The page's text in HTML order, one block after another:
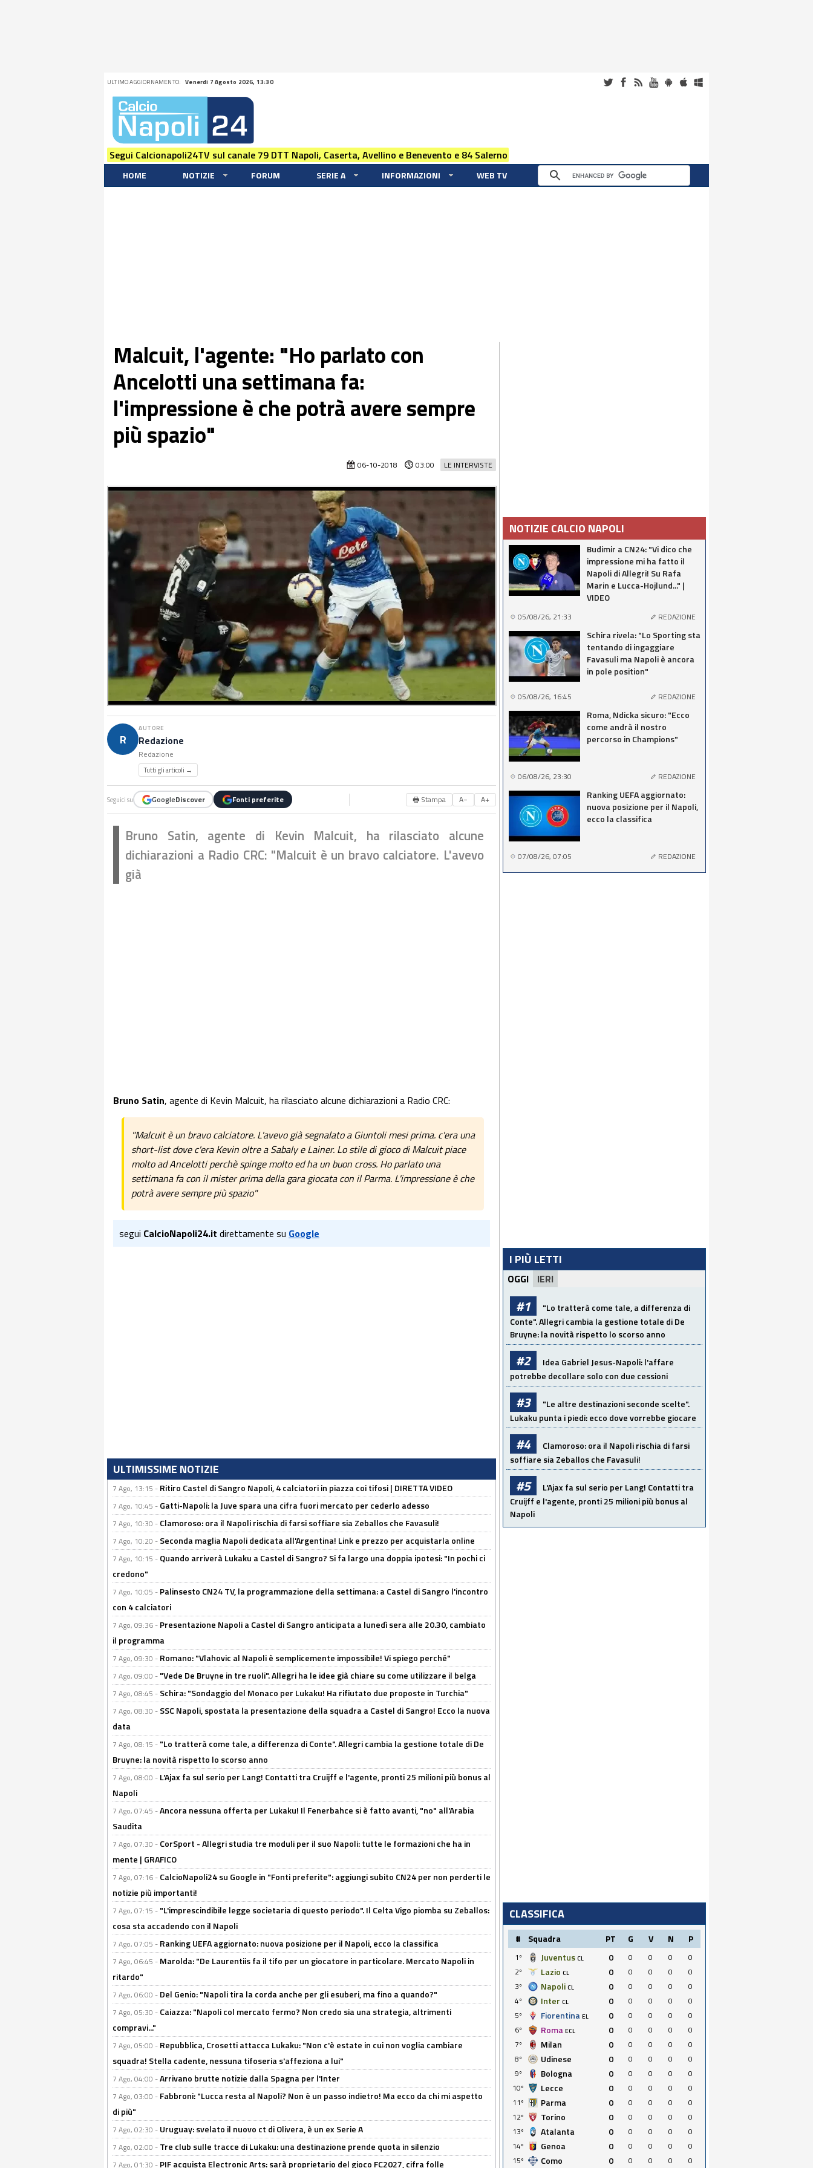
ULTIMO AGGIORNAMENTO: Venerdi 7 Agosto 2026, 13:30
Segui Calcionapoli24TV sul canale 79 DTT Napoli, Caserta, Avellino e Benevento e 84 Salerno
HOME NOTIZIE FORUM SERIE A INFORMAZIONI WEB TV
Malcuit, l'agente: "Ho parlato con
Ancelotti una settimana fa:
l'impressione è che potrà avere sempre
più spazio"
LE INTERVISTE
06-10-2018 03:00
R
AUTORE
Redazione
Redazione
Tutti gli articoli →
Seguici su GoogleDiscover Fonti preferite 🖶 Stampa A− A+
Bruno Satin, agente di Kevin Malcuit, ha rilasciato alcune
dichiarazioni a Radio CRC: "Malcuit è un bravo calciatore. L'avevo
già
Bruno Satin, agente di Kevin Malcuit, ha rilasciato alcune dichiarazioni a Radio CRC:
"Malcuit è un bravo calciatore. L'avevo già segnalato a Giuntoli mesi prima. c'era una
short-list dove c'era Kevin oltre a Sabaly e Lainer. Lo stile di gioco di Malcuit piace
molto ad Ancelotti perchè spinge molto ed ha un buon cross. Ho parlato una
settimana fa con il mister prima della gara giocata con il Parma. L'impressione è che
potrà avere sempre più spazio"
segui CalcioNapoli24.it direttamente su Google
ULTIMISSIME NOTIZIE
7 Ago, 13:15 - Ritiro Castel di Sangro Napoli, 4 calciatori in piazza coi tifosi | DIRETTA VIDEO
7 Ago, 10:45 - Gatti-Napoli: la Juve spara una cifra fuori mercato per cederlo adesso
7 Ago, 10:30 - Clamoroso: ora il Napoli rischia di farsi soffiare sia Zeballos che Favasuli!
7 Ago, 10:20 - Seconda maglia Napoli dedicata all'Argentina! Link e prezzo per acquistarla online
7 Ago, 10:15 - Quando arriverà Lukaku a Castel di Sangro? Si fa largo una doppia ipotesi: "In pochi ci
credono"
7 Ago, 10:05 - Palinsesto CN24 TV, la programmazione della settimana: a Castel di Sangro l'incontro
con 4 calciatori
7 Ago, 09:36 - Presentazione Napoli a Castel di Sangro anticipata a lunedì sera alle 20.30, cambiato
il programma
7 Ago, 09:30 - Romano: "Vlahovic al Napoli è semplicemente impossibile! Vi spiego perché"
7 Ago, 09:00 - "Vede De Bruyne in tre ruoli". Allegri ha le idee già chiare su come utilizzare il belga
7 Ago, 08:45 - Schira: "Sondaggio del Monaco per Lukaku! Ha rifiutato due proposte in Turchia"
7 Ago, 08:30 - SSC Napoli, spostata la presentazione della squadra a Castel di Sangro! Ecco la nuova
data
7 Ago, 08:15 - "Lo tratterà come tale, a differenza di Conte". Allegri cambia la gestione totale di De
Bruyne: la novità rispetto lo scorso anno
7 Ago, 08:00 - L'Ajax fa sul serio per Lang! Contatti tra Cruijff e l'agente, pronti 25 milioni più bonus al
Napoli
7 Ago, 07:45 -Ancora nessuna offerta per Lukaku! Il Fenerbahce si è fatto avanti, "no" all'Arabia
Saudita
7 Ago, 07:30 - CorSport - Allegri studia tre moduli per il suo Napoli: tutte le formazioni che ha in
mente | GRAFICO
7 Ago, 07:16 - CalcioNapoli24 su Google in "Fonti preferite": aggiungi subito CN24 per non perderti le
notizie più importanti!
7 Ago, 07:15 - "L'imprescindibile legge societaria di questo periodo". Il Celta Vigo piomba su Zeballos:
cosa sta accadendo con il Napoli
7 Ago, 07:05 - Ranking UEFA aggiornato: nuova posizione per il Napoli, ecco la classifica
7 Ago, 06:45 - Marolda: "De Laurentiis fa il tifo per un giocatore in particolare. Mercato Napoli in
ritardo"
7 Ago, 06:00 - Del Genio: "Napoli tira la corda anche per gli esuberi, ma fino a quando?"
7 Ago, 05:30 - Caiazza: "Napoli col mercato fermo? Non credo sia una strategia, altrimenti
compravi..."
7 Ago, 05:00 - Repubblica, Crosetti attacca Lukaku: "Non c'è estate in cui non voglia cambiare
squadra! Stella cadente, nessuna tifoseria s'affeziona a lui"
7 Ago, 04:00 -Arrivano brutte notizie dalla Spagna per l'Inter
7 Ago, 03:00 - Fabbroni: "Lucca resta al Napoli? Non è un passo indietro! Ma ecco da chi mi aspetto
di più"
7 Ago, 02:30 - Uruguay: svelato il nuovo ct di Olivera, è un ex Serie A
7 Ago, 02:00 - Tre club sulle tracce di Lukaku: una destinazione prende quota in silenzio
7 Ago, 01:30 - PIF acquista Electronic Arts: sarà proprietario del gioco FC2027, cifra folle
NOTIZIE CALCIO NAPOLI
Budimir a CN24: "Vi dico che
impressione mi ha fatto il
Napoli di Allegri! Su Rafa
Marin e Lucca-Hojlund..." |
VIDEO
05/08/26, 21:33 REDAZIONE
Schira rivela: "Lo Sporting sta
tentando di ingaggiare
Favasuli ma Napoli è ancora
in pole position"
05/08/26, 16:45 REDAZIONE
Roma, Ndicka sicuro: "Ecco
come andrà il nostro
percorso in Champions"
06/08/26, 23:30 REDAZIONE
Ranking UEFA aggiornato:
nuova posizione per il Napoli,
ecco la classifica
07/08/26, 07:05 REDAZIONE
I PIÙ LETTI
OGGI IERI
#1
"Lo tratterà come tale, a differenza di
Conte". Allegri cambia la gestione totale di De
Bruyne: la novità rispetto lo scorso anno
#2
Idea Gabriel Jesus-Napoli: l'affare
potrebbe decollare solo con due cessioni
#3
"Le altre destinazioni seconde scelte".
Lukaku punta i piedi: ecco dove vorrebbe giocare
#4
Clamoroso: ora il Napoli rischia di farsi
soffiare sia Zeballos che Favasuli!
#5
L'Ajax fa sul serio per Lang! Contatti tra
Cruijff e l'agente, pronti 25 milioni più bonus al
Napoli
CLASSIFICA
# Squadra PT G V N P
1º Juventus CL 0 0 0 0
0
2º
Lazio CL 0 0 0 0
0
3º
Napoli CL 0 0 0 0
0
4º
Inter CL 0 0 0 0
0
5º
Fiorentina EL 0 0 0 0
0
6º
Roma ECL 0 0 0 0
0
7º
Milan 0 0 0 0
0
8º
Udinese 0 0 0 0
0
9º
Bologna 0 0 0 0
0
10º
Lecce 0 0 0 0
0
11º
Parma 0 0 0 0
0
12º
Torino 0 0 0 0
0
13º
Atalanta 0 0 0 0
0
14º
Genoa 0 0 0 0
0
15º
Como 0 0 0 0 0